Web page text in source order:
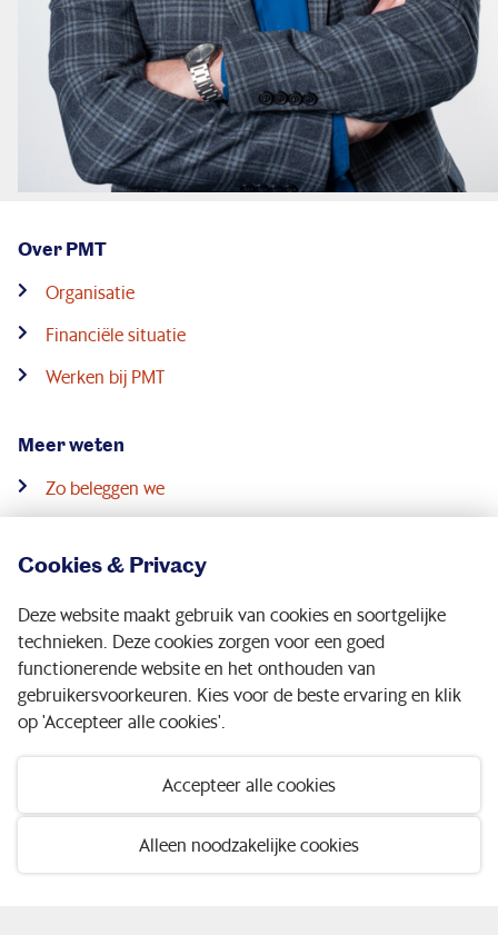
Cookies & Privacy
Deze website maakt gebruik van cookies en soortgelijke
technieken. Deze cookies zorgen voor een goed
functionerende website en het onthouden van
gebruikersvoorkeuren. Kies voor de beste ervaring en klik
op 'Accepteer alle cookies'.
Accepteer alle cookies
Alleen noodzakelijke cookies
Over PMT
Organisatie
Financiële situatie
Werken bij PMT
Meer weten
Zo beleggen we
Nieuw pensioenstelsel
Snel naar
Nieuws
Webinars
Service & contact